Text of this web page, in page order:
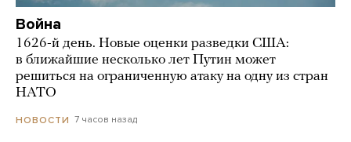
Война
1626-й день. Новые оценки разведки США:
в ближайшие несколько лет Путин может
решиться на ограниченную атаку на одну из стран
НАТО
НОВОСТИ 7 часов назад